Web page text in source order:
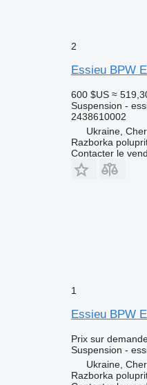
2
Essieu BPW
600 $US ≈
Suspension -
2438610002
Ukraine,
Razborka
Contacter le
1
Essieu BPW
Prix sur
Suspension -
Ukraine,
Razborka